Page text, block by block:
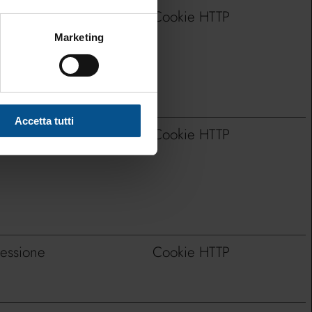
Marketing
Accetta tutti
anni Cookie HTTP
anni Cookie HTTP
Cookie HTTP